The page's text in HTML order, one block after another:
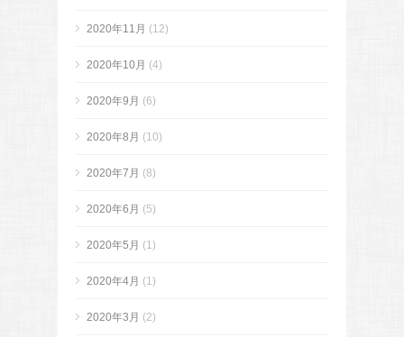
2020年11月 (12)
2020年10月 (4)
2020年9月 (6)
2020年8月 (10)
2020年7月 (8)
2020年6月 (5)
2020年5月 (1)
2020年4月 (1)
2020年3月 (2)